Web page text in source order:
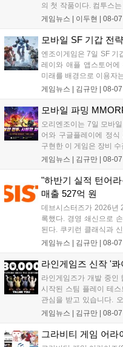
의 첫 작품이다. 컴투스
심 콘텐츠, 유료화 정책,
의 오만으로 균열이...
게임뉴스 | 이두현 | 08-07
모바일 SF 기갑 전
엔조이게임은 7일 SF 기
레이와 애플 앱스토어
미래를 배경으로 이용자
위한 전투를 펼친다. 지
지원 보상을 제공한다.
게임뉴스 | 김규만 | 08-07
모바일 파밍
오리엔조이는 7일 모바
어와 구글플레이에 정
구현한 이 게임은 장비
무기 스킬을 활용한 전
혜택을 지급하며, 상세
는 게임 접속 및 주요 콘
게임뉴스 | 김규만 | 08-07
"하반기 실적 턴어
매출 527억 원
데브시스터즈가 2026년
록했다. 경영 쇄신으로
된다. 쿠키런 클래식과
기는 13일 첫 업데이트를
이다. 회사는 비용 효율
를 이끌 방침이다....
게임뉴스 | 김규만 | 08-07
라인게임즈 신작 '
라인게임즈가 개발 중인
시작된 스팀 플레이 테
관심을 받고 있습니다.
최대 4인 협동을 지원하
을 개선 중이며, 상세 정
게임뉴스 | 김규만 | 08-07
그라비티 게임 어라